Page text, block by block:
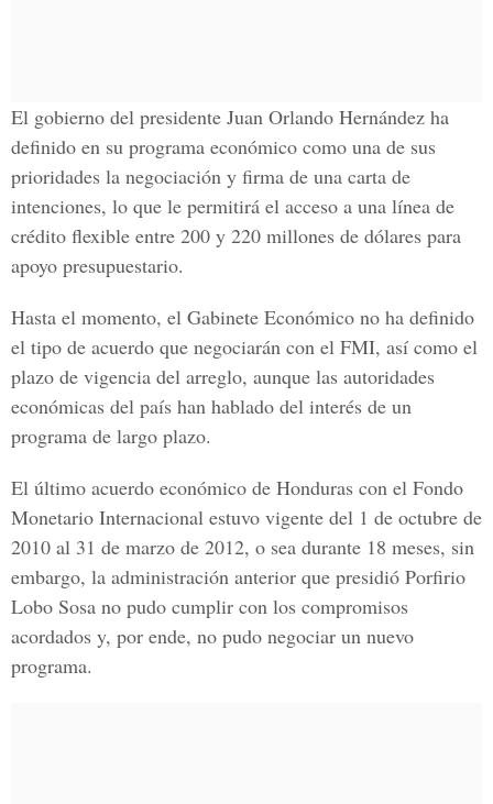
El gobierno del presidente Juan Orlando Hernández ha
definido en su programa económico como una de sus
prioridades la negociación y firma de una carta de
intenciones, lo que le permitirá el acceso a una línea de
crédito flexible entre 200 y 220 millones de dólares para
apoyo presupuestario.
Hasta el momento, el Gabinete Económico no ha definido
el tipo de acuerdo que negociarán con el FMI, así como el
plazo de vigencia del arreglo, aunque las autoridades
económicas del país han hablado del interés de un
programa de largo plazo.
El último acuerdo económico de Honduras con el Fondo
Monetario Internacional estuvo vigente del 1 de octubre de
2010 al 31 de marzo de 2012, o sea durante 18 meses, sin
embargo, la administración anterior que presidió Porfirio
Lobo Sosa no pudo cumplir con los compromisos
acordados y, por ende, no pudo negociar un nuevo
programa.